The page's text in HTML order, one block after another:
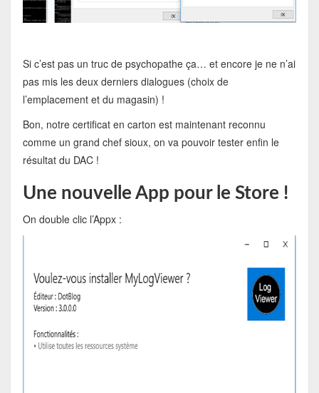
Si c’est pas un truc de psychopathe ça… et encore je ne n’ai
pas mis les deux derniers dialogues (choix de
l’emplacement et du magasin) !
Bon, notre certificat en carton est maintenant reconnu
comme un grand chef sioux, on va pouvoir tester enfin le
résultat du DAC !
Une nouvelle App pour le Store !
On double clic l’Appx :